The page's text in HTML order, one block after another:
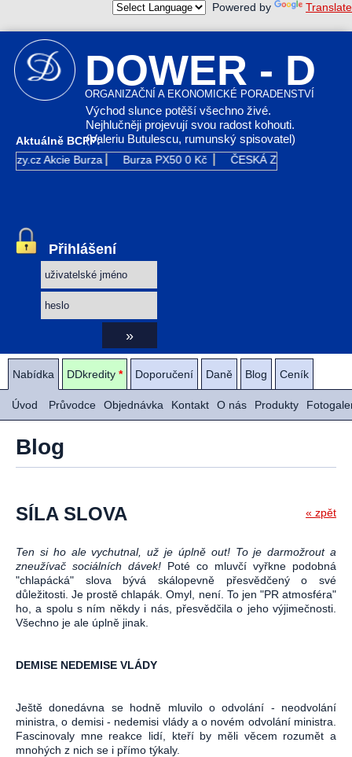
Powered by Translate
DOWER - D
ORGANIZAČNÍ A EKONOMICKÉ PORADENSTVÍ
Východ slunce potěší všechno živé.
Nejhlučněji projevují svou radost kohouti.
(Valeriu Butulescu, rumunský spisovatel)
Aktuálně BCPP:
Akcie Burza Burza PX50 0 Kč ČESKÁ ZBROJOVKA GR
Přihlášení
Nabídka DDkredity * Doporučení Daně Blog Ceník
Úvod Průvodce Objednávka Kontakt O nás Produkty
Blog
SÍLA SLOVA « zpět
Ten si ho ale vychutnal, už je úplně out! To je darmožrout a
zneužívač sociálních dávek! Poté co mluvčí vyřkne podobná
"chlapácká" slova bývá skálopevně přesvědčený o své
důležitosti. Je prostě chlapák. Omyl, není. To jen "PR atmosféra"
ho, a spolu s ním někdy i nás, přesvědčila o jeho výjimečnosti.
Všechno je ale úplně jinak.
DEMISE NEDEMISE VLÁDY
Ještě donedávna se hodně mluvilo o odvolání - neodvolání
ministra, o demisi - nedemisi vlády a o novém odvolání ministra.
Fascinovaly mne reakce lidí, kteří by měli věcem rozumět a
mnohých z nich se i přímo týkaly.